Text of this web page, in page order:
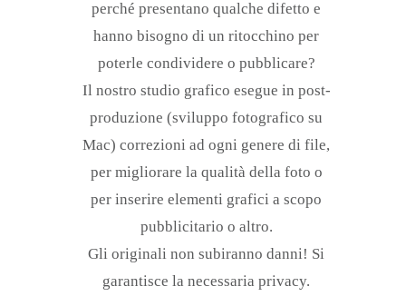
perché presentano qualche difetto e
hanno bisogno di un ritocchino per
poterle condividere o pubblicare?
Il nostro studio grafico esegue in post-
produzione (sviluppo fotografico su
Mac) correzioni ad ogni genere di file,
per migliorare la qualità della foto o
per inserire elementi grafici a scopo
pubblicitario o altro.
Gli originali non subiranno danni! Si
garantisce la necessaria privacy.